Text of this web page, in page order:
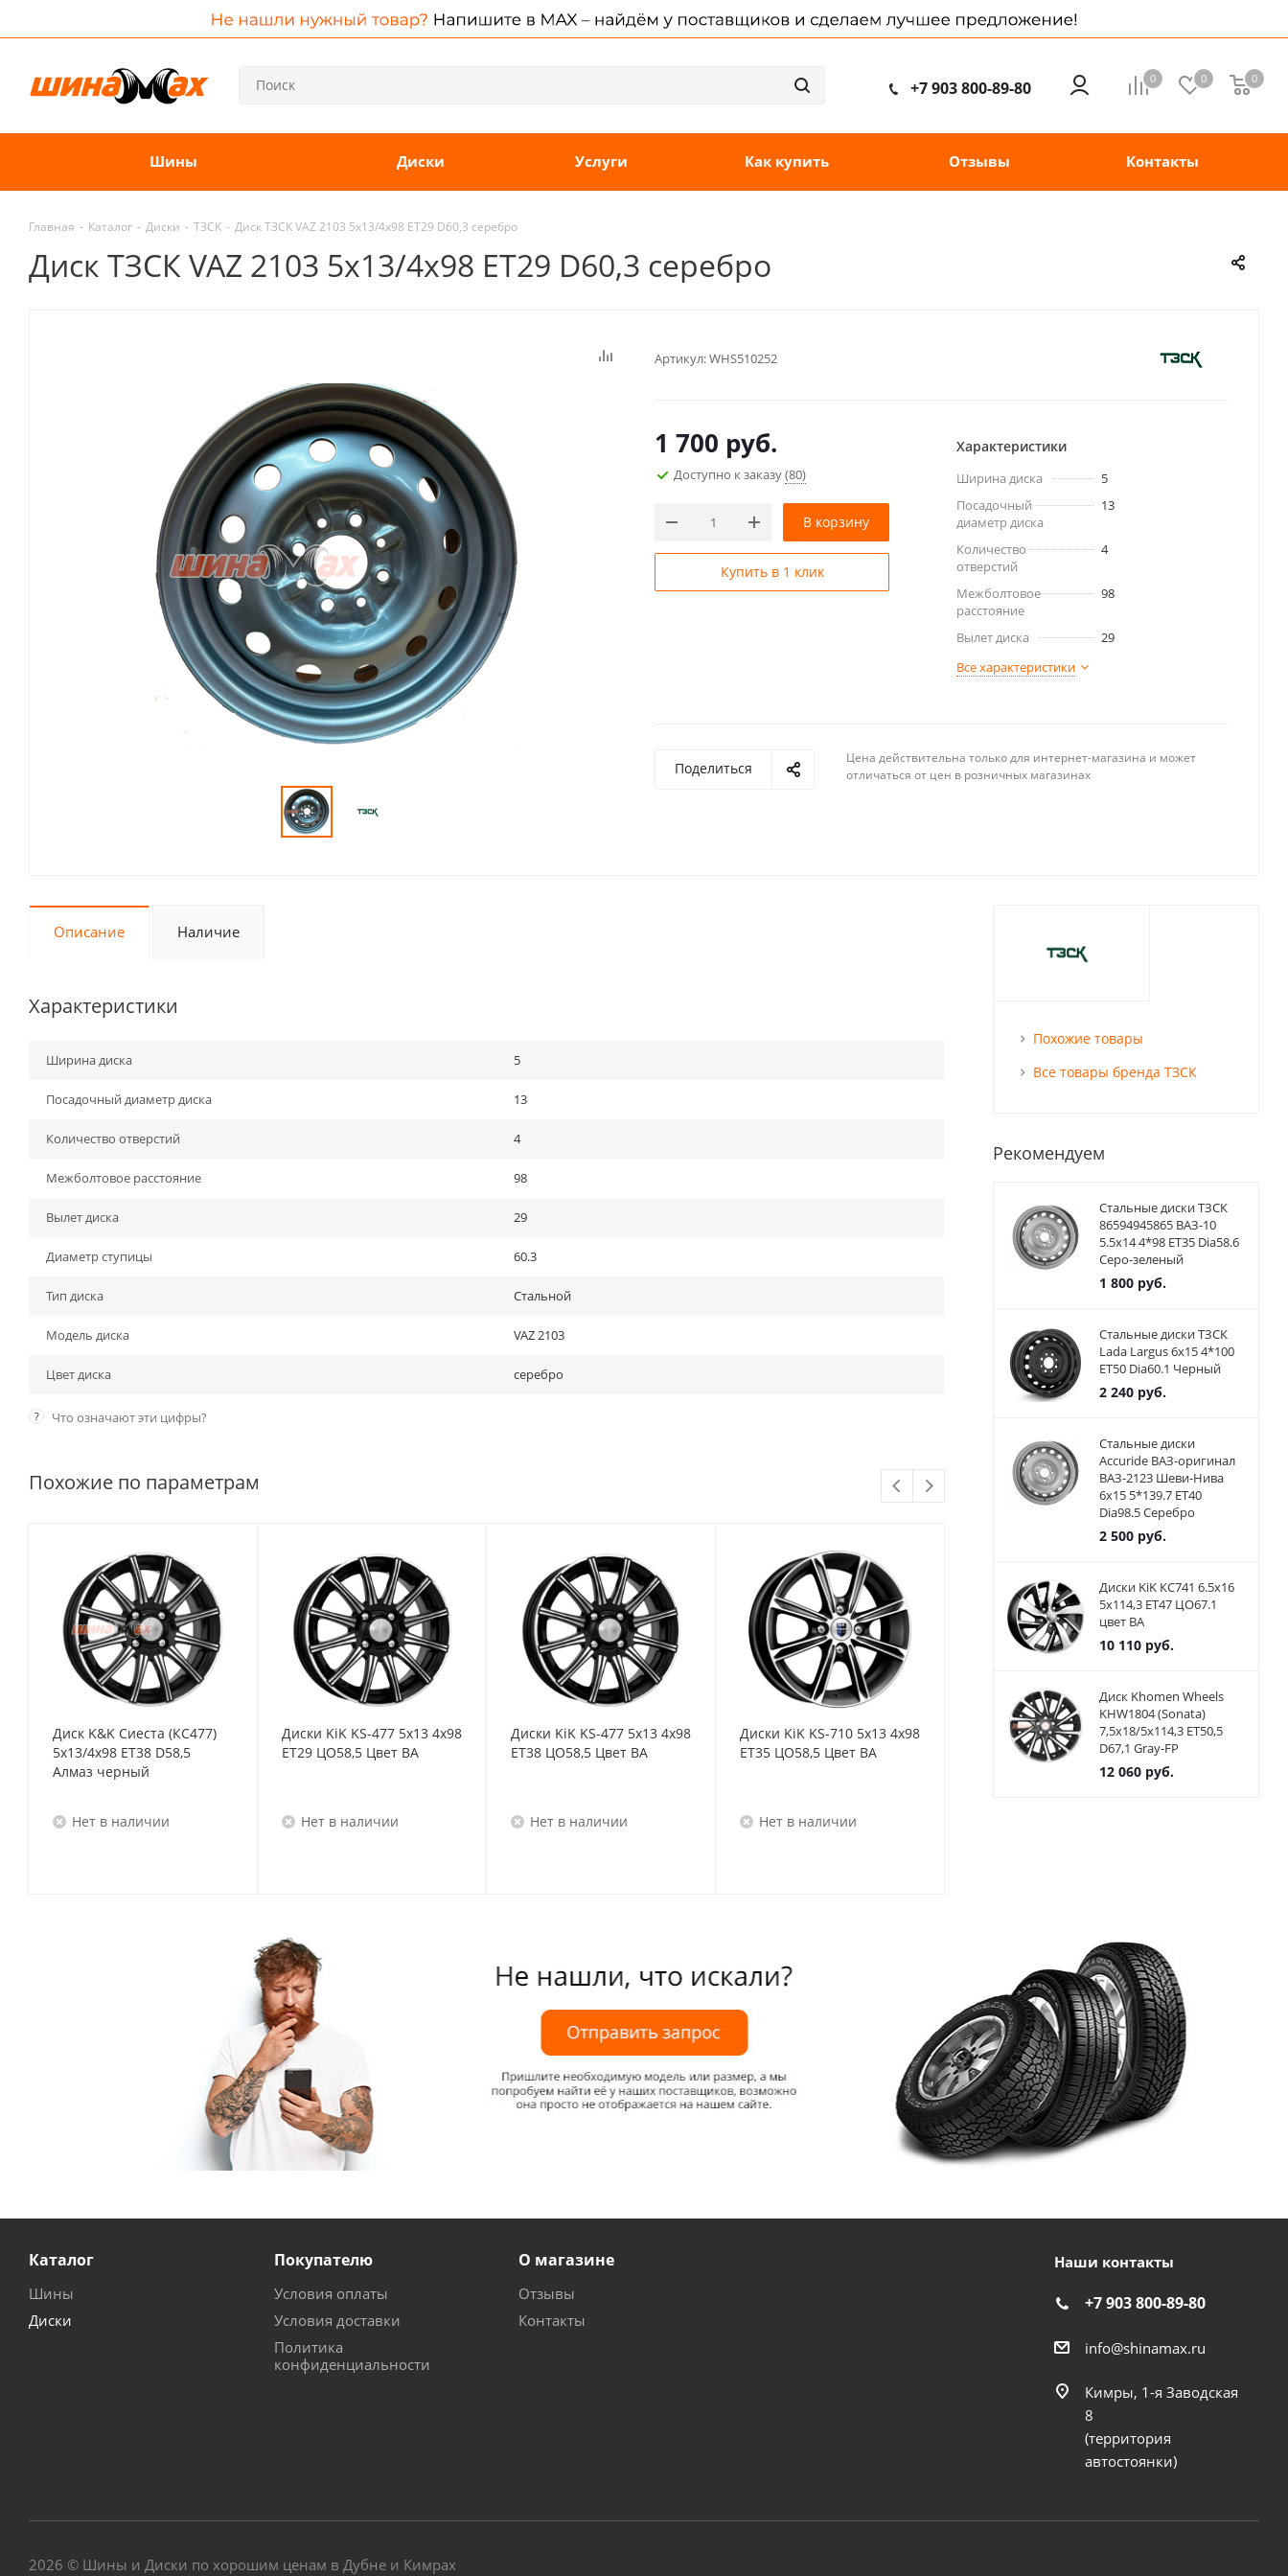
0 0 0
+7 903 800-89-80
Шины Диски Услуги Как купить Отзывы Контакты
Главная - Каталог - Диски - ТЗСК - Диск ТЗСК VAZ 2103 5x13/4x98 ET29 D60,3 серебро
Диск ТЗСК VAZ 2103 5x13/4x98 ET29 D60,3 серебро
Артикул:WHS510252
1 700 руб.
Доступно к заказу(80)
В корзину
Купить в 1 клик
Характеристики
Ширина диска
5
Посадочный
диаметр диска
13
Количество
отверстий
4
Межболтовое
расстояние
98
Вылет диска
29
Все характеристики
Поделиться
Цена действительна только для интернет-магазина и может
отличаться от цен в розничных магазинах
Описание Наличие
Характеристики
Ширина диска 5
Посадочный диаметр диска 13
Количество отверстий 4
Межболтовое расстояние 98
Вылет диска 29
Диаметр ступицы 60.3
Тип диска Стальной
Модель диска VAZ 2103
Цвет диска серебро
? Что означают эти цифры?
Похожие по параметрам
Диск K&K Сиеста (КС477)
5x13/4x98 ET38 D58,5
Алмаз черный
Нет в наличии
Диски KiK KS-477 5x13 4x98
ET29 ЦО58,5 Цвет BA
Нет в наличии
Диски KiK KS-477 5x13 4x98
ET38 ЦО58,5 Цвет BA
Нет в наличии
Диски KiK KS-710 5x13 4x98
ET35 ЦО58,5 Цвет BA
Нет в наличии
Диски NEO 337 5x13 4x98
ET35 ЦО58.6 цвет S
Диски NEO
Похожие товары
Все товары бренда ТЗСК
Рекомендуем
Стальные диски ТЗСК
86594945865 ВАЗ-10
5.5x14 4*98 ET35 Dia58.6
Серо-зеленый
1 800руб.
Стальные диски ТЗСК
Lada Largus 6x15 4*100
ET50 Dia60.1 Черный
2 240руб.
Стальные диски
Accuride ВАЗ-оригинал
ВАЗ-2123 Шеви-Нива
6x15 5*139.7 ET40
Dia98.5 Серебро
2 500руб.
Диски KiK КС741 6.5x16
5x114,3 ET47 ЦО67.1
цвет BA
10 110руб.
Диск Khomen Wheels
KHW1804 (Sonata)
7,5x18/5x114,3 ET50,5
D67,1 Gray-FP
12 060руб.
Каталог
Шины
Диски
Покупателю
Условия оплаты
Условия доставки
Политика
конфиденциальности
О магазине
Отзывы
Контакты
Наши контакты
+7 903 800-89-80
info@shinamax.ru
Кимры, 1-я Заводская
8
(территория
автостоянки)
2026 © Шины и Диски по хорошим ценам в Дубне и Кимрах